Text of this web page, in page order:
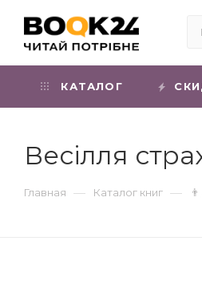
КАТАЛОГ
Весілля
Главная — Каталог книг —